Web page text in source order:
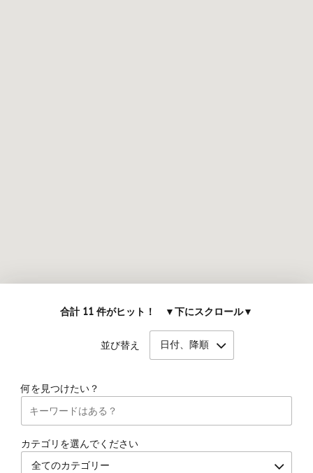
合計 11 件がヒット！ ▼下にスクロール▼
並び替え 日付、降順
何を見つけたい？
カテゴリを選んでください
全てのカテゴリー